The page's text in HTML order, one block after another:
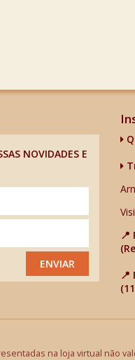
NOVIDADES E
ENVIAR
📍
📍
na loja virtual não